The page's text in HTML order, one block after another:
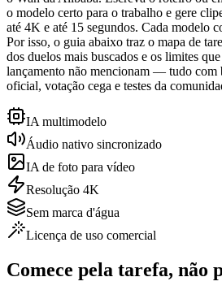
o modelo certo para o trabalho e gere
até 4K e até 15 segundos. Cada modelo
Por isso, o guia abaixo traz o mapa de
dos duelos mais buscados e os limites
lançamento não mencionam — tudo com
oficial, votação cega e testes da
IA multimodelo
Áudio nativo sincronizado
IA de foto para vídeo
Resolução 4K
Sem marca d'água
Licença de uso comercial
Comece pela tarefa, não